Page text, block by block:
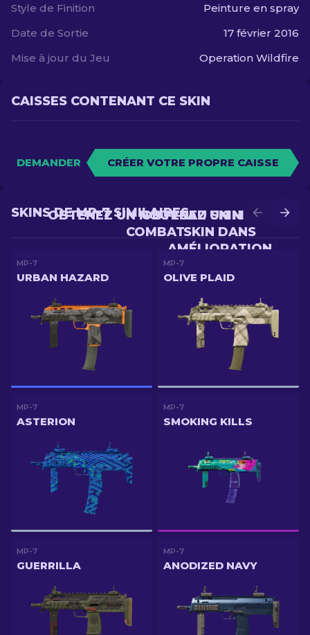
Style de Finition
Peinture en spray
Date de Sortie
17 février 2016
Mise à jour du Jeu
Operation Wildfire
CAISSES CONTENANT CE SKIN
DEMANDER CRÉER VOTRE PROPRE CAISSE
OBTENEZ UN MEILLEUR
SKIN DANS
AMÉLIORATION
OBTENEZ UN NOUVEAU SKIN EN
COMBAT
SKINS DE MP-7 SIMILAIRES
MP-7
URBAN HAZARD
MP-7
OLIVE PLAID
MP-7
ASTERION
MP-7
SMOKING KILLS
MP-7
GUERRILLA
MP-7
ANODIZED NAVY